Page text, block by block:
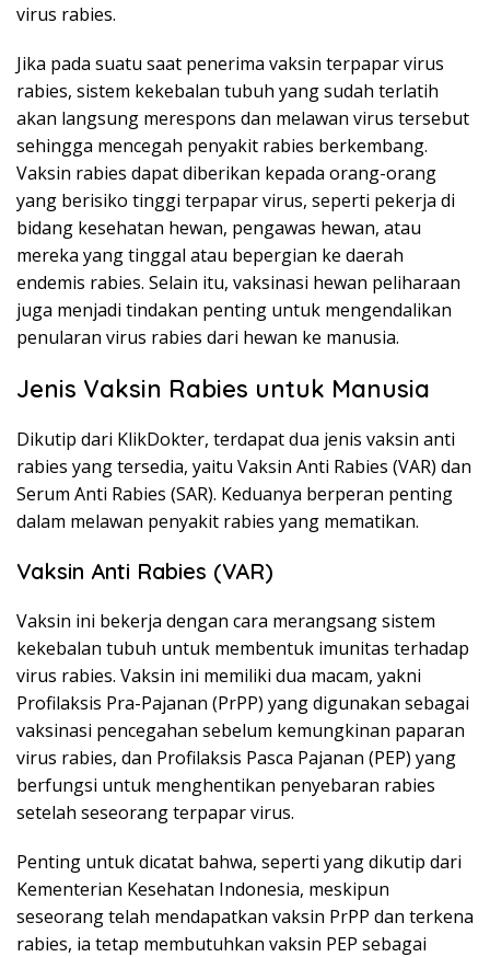
virus rabies.
Jika pada suatu saat penerima vaksin terpapar virus
rabies, sistem kekebalan tubuh yang sudah terlatih
akan langsung merespons dan melawan virus tersebut
sehingga mencegah penyakit rabies berkembang.
Vaksin rabies dapat diberikan kepada orang-orang
yang berisiko tinggi terpapar virus, seperti pekerja di
bidang kesehatan hewan, pengawas hewan, atau
mereka yang tinggal atau bepergian ke daerah
endemis rabies. Selain itu, vaksinasi hewan peliharaan
juga menjadi tindakan penting untuk mengendalikan
penularan virus rabies dari hewan ke manusia.
Jenis Vaksin Rabies untuk Manusia
Dikutip dari KlikDokter, terdapat dua jenis vaksin anti
rabies yang tersedia, yaitu Vaksin Anti Rabies (VAR) dan
Serum Anti Rabies (SAR). Keduanya berperan penting
dalam melawan penyakit rabies yang mematikan.
Vaksin Anti Rabies (VAR)
Vaksin ini bekerja dengan cara merangsang sistem
kekebalan tubuh untuk membentuk imunitas terhadap
virus rabies. Vaksin ini memiliki dua macam, yakni
Profilaksis Pra-Pajanan (PrPP) yang digunakan sebagai
vaksinasi pencegahan sebelum kemungkinan paparan
virus rabies, dan Profilaksis Pasca Pajanan (PEP) yang
berfungsi untuk menghentikan penyebaran rabies
setelah seseorang terpapar virus.
Penting untuk dicatat bahwa, seperti yang dikutip dari
Kementerian Kesehatan Indonesia, meskipun
seseorang telah mendapatkan vaksin PrPP dan terkena
rabies, ia tetap membutuhkan vaksin PEP sebagai